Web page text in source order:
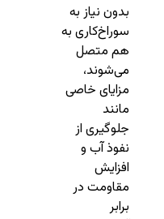
بدون نیاز به
سوراخ‌کاری به
هم متصل
می‌شوند،
مزایای خاصی
مانند
جلوگیری از
نفوذ آب و
افزایش
مقاومت در
برابر